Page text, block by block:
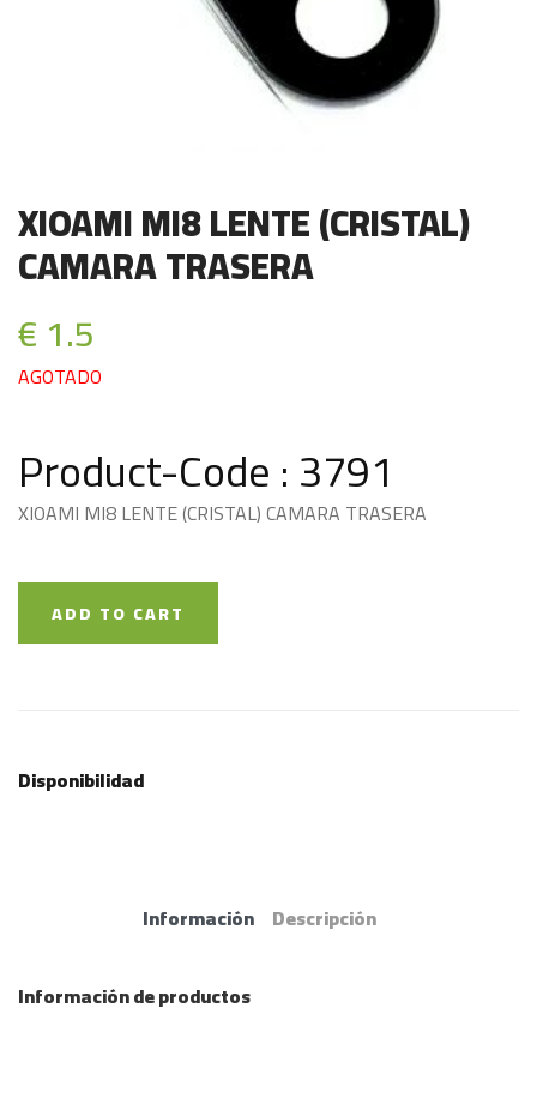
XIOAMI MI8 LENTE (CRISTAL)
CAMARA TRASERA
€ 1.5
AGOTADO
Product-Code : 3791
XIOAMI MI8 LENTE (CRISTAL) CAMARA TRASERA
ADD TO CART
Disponibilidad
Información Descripción
Información de productos